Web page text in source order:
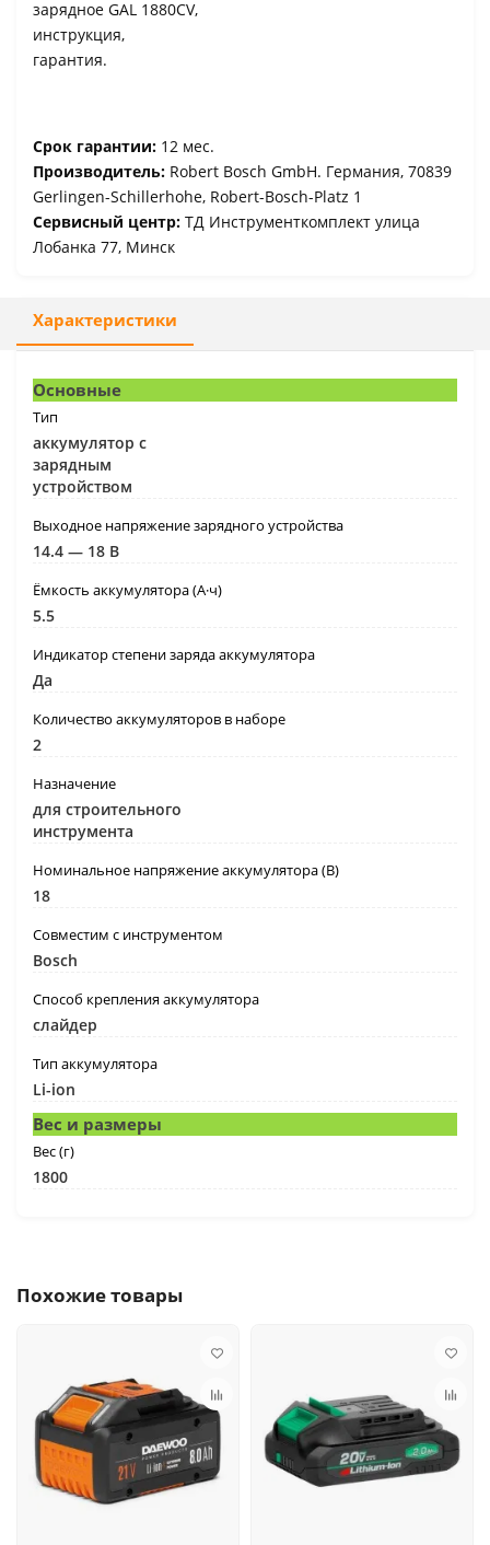
зарядное GAL 1880CV,
инструкция,
гарантия.
Срок гарантии: 12 мес.
Производитель: Robert Bosch GmbH. Германия, 70839
Gerlingen-Schillerhohe, Robert-Bosch-Platz 1
Сервисный центр: ТД Инструменткомплект улица
Лобанка 77, Минск
Характеристики
Основные
Тип
аккумулятор с
зарядным
устройством
Выходное напряжение зарядного устройства
14.4 — 18 В
Ёмкость аккумулятора (А·ч)
5.5
Индикатор степени заряда аккумулятора
Да
Количество аккумуляторов в наборе
2
Назначение
для строительного
инструмента
Номинальное напряжение аккумулятора (В)
18
Совместим с инструментом
Bosch
Способ крепления аккумулятора
слайдер
Тип аккумулятора
Li-ion
Вес и размеры
Вес (г)
1800
Похожие товары